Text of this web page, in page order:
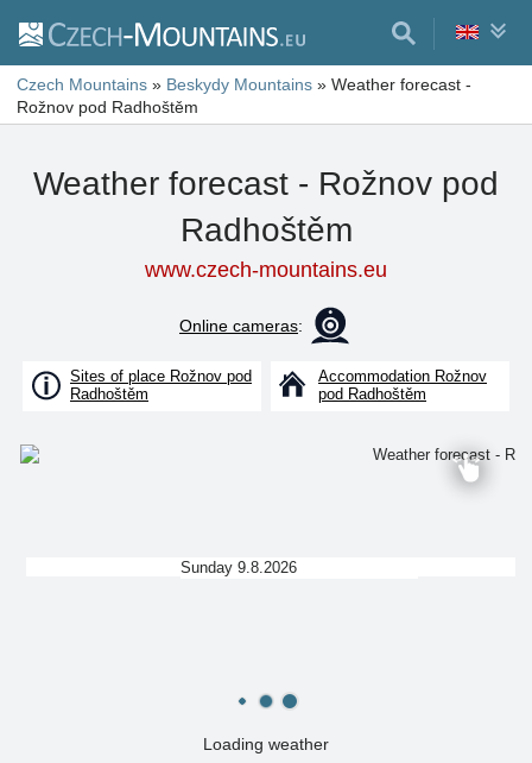
Czech Mountains » Beskydy Mountains » Weather forecast -
Rožnov pod Radhoštěm
Weather forecast - Rožnov pod
Radhoštěm
www.czech-mountains.eu
Online cameras:
Sites of place Rožnov pod
Radhoštěm
Accommodation Rožnov
pod Radhoštěm
Loading weather
Sunday 9.8.2026